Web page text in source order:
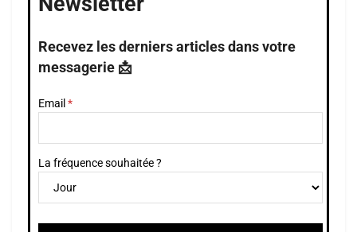
Recevez les derniers articles dans votre
messagerie 📩
Email
La fréquence souhaitée ?